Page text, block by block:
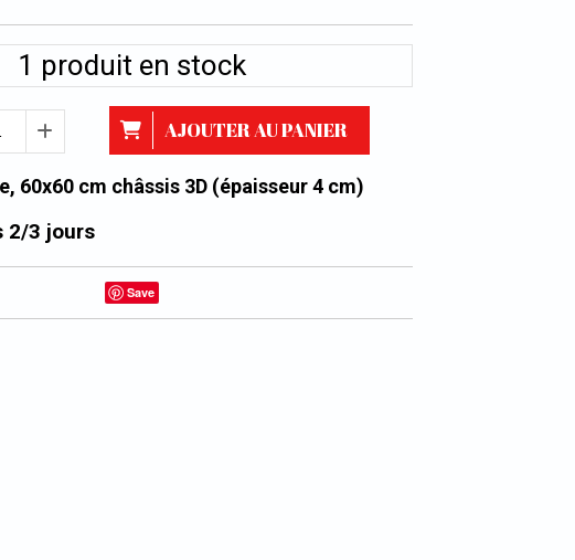
1 produit en stock
AJOUTER AU PANIER
60x60 cm châssis 3D (épaisseur 4 cm)
2/3 jours
Save